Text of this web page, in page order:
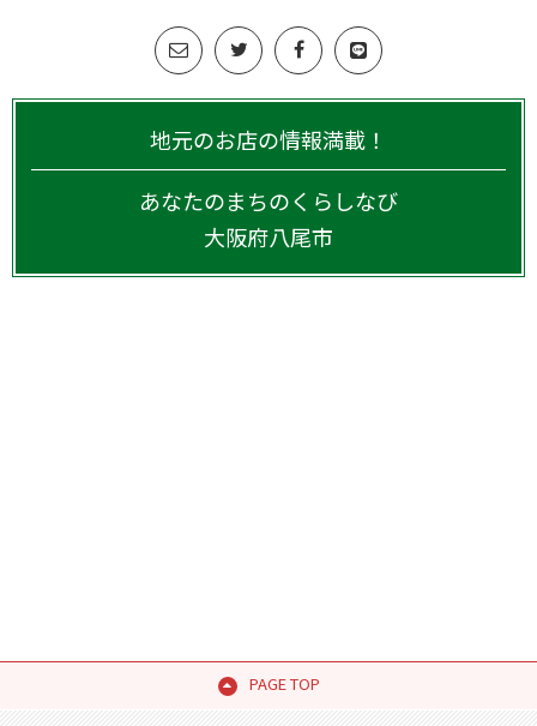
地元のお店の情報満載！
あなたのまちのくらしなび
大阪府八尾市
PAGE TOP